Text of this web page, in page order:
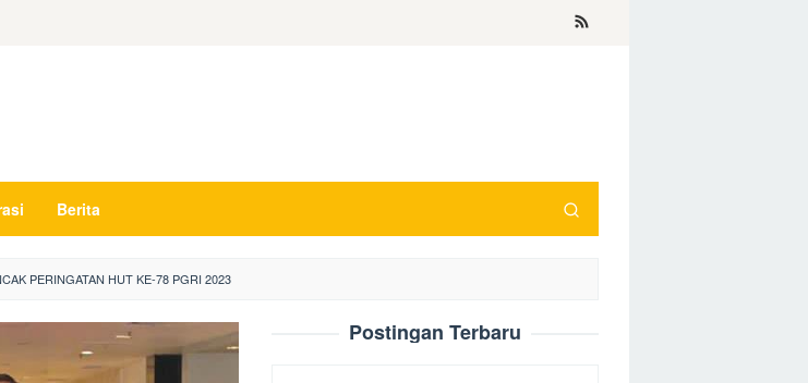
Berita
PERINGATAN HUT KE-78 PGRI 2023
Postingan Terbaru